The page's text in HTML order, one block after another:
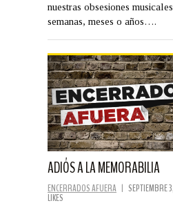
nuestras obsesiones
semanas, meses o años….
ADIÓS A LA MEMORABILIA
ENCERRADOS AFUERA | SEPTIEMBRE
LIKES